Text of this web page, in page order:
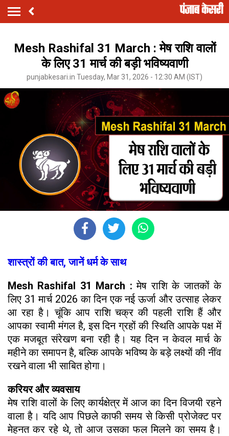
Mesh Rashifal 31 March : मेष राशि वालों
के लिए 31 मार्च की बड़ी भविष्यवाणी
punjabkesari.in Tuesday, Mar 31, 2026 - 12:30 AM (IST)
शास्त्रों की बात, जानें धर्म के साथ
Mesh Rashifal 31 March : मेष राशि के जातकों के
लिए 31 मार्च 2026 का दिन एक नई ऊर्जा और उत्साह लेकर
आ रहा है। चूंकि आप राशि चक्र की पहली राशि हैं और
आपका स्वामी मंगल है, इस दिन ग्रहों की स्थिति आपके पक्ष में
एक मजबूत संरेखण बना रही है। यह दिन न केवल मार्च के
महीने का समापन है, बल्कि आपके भविष्य के बड़े लक्ष्यों की नींव
रखने वाला भी साबित होगा।
करियर और व्यवसाय
मेष राशि वालों के लिए कार्यक्षेत्र में आज का दिन विजयी रहने
वाला है। यदि आप पिछले काफी समय से किसी प्रोजेक्ट पर
मेहनत कर रहे थे, तो आज उसका फल मिलने का समय है।